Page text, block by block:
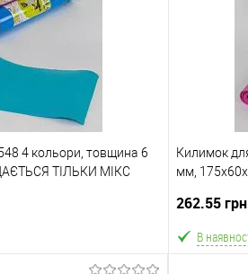
Порівняння
поштою протягом 2-5 днів
(упаковку оплачує
(див. фото), колір та
після
4 кольори, товщина 6
ТІЛЬКИ МІКС
Килимок
мм,
262.55
В